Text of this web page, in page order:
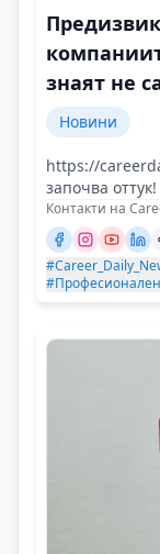
знаят не
и защо
Новини
https://
започва оттук!
Контакти на